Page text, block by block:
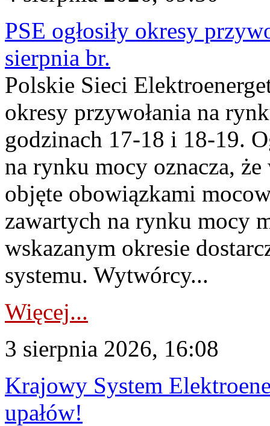
PSE ogłosiły okresy
sierpnia br.
Polskie Sieci
okresy przywołania na
godzinach 17-18 i 18-19.
na rynku mocy oznacza,
objęte obowiązkami
zawartych na rynku mocy
wskazanym okresie
systemu. Wytwórcy...
Więcej...
3 sierpnia 2026, 16:08
Krajowy System
upałów!